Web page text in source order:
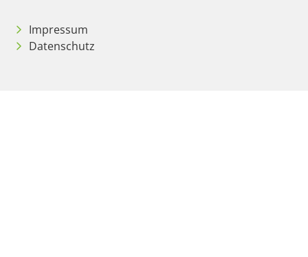
Impressum
Datenschutz